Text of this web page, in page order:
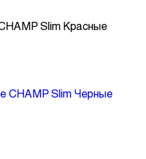
Slim Красные